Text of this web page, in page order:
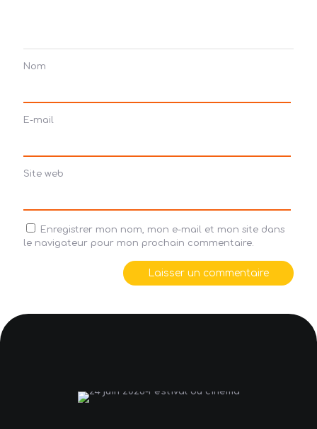
Nom
E-mail
Site web
Enregistrer mon nom, mon e-mail et mon site dans
le navigateur pour mon prochain commentaire.